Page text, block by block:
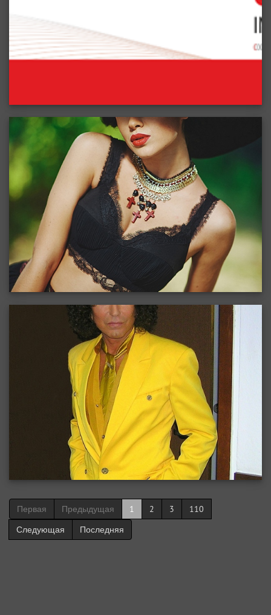
Первая Предыдущая 1 2 3
110
Следующая
Последняя